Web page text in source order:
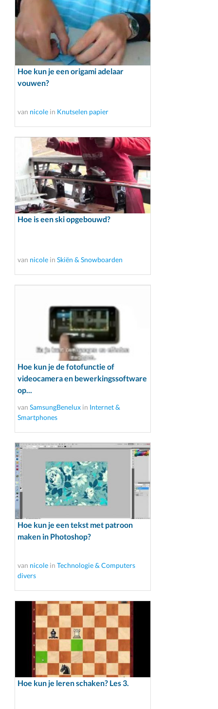
Hoe kun je een origami adelaar
vouwen?
van nicole in Knutselen papier
Hoe is een ski opgebouwd?
van nicole in Skiën & Snowboarden
Hoe kun je de fotofunctie of
videocamera en bewerkingssoftware
op...
van SamsungBenelux in Internet &
Smartphones
Hoe kun je een tekst met patroon
maken in Photoshop?
van nicole in Technologie & Computers
divers
Hoe kun je leren schaken? Les 3.